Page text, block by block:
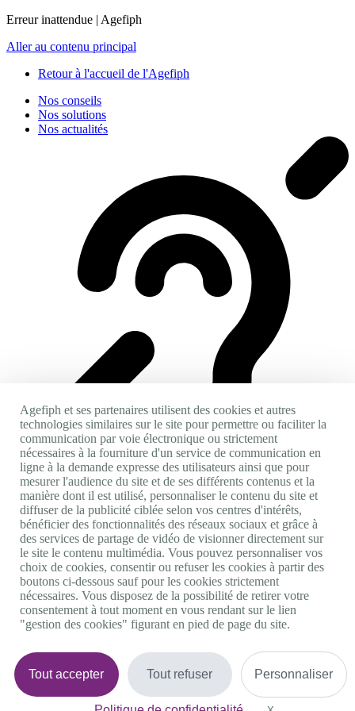
Erreur inattendue | Agefiph
Aller au contenu principal
Retour à l'accueil de l'Agefiph
Nos conseils
Nos solutions
Nos actualités
Accès personnes sourdes et malentendantes
S'inscrire
Se connecter
Accueil
Rechercher des offres d’emploi
Déposer mon CV
Une erreur inattendue est survenue
Voici ce que vous pourriez faire :
Agefiph et ses partenaires utilisent des cookies et autres
technologies similaires sur le site pour permettre ou faciliter la
communication par voie électronique ou strictement
nécessaires à la fourniture d'un service de communication en
ligne à la demande expresse des utilisateurs ainsi que pour
mesurer l'audience du site et de ses différents contenus et la
manière dont il est utilisé, personnaliser le contenu du site et
diffuser de la publicité ciblée selon vos centres d'intérêts,
bénéficier des fonctionnalités des réseaux sociaux et grâce à
des services de partage de vidéo de visionner directement sur
le site le contenu multimédia. Vous pouvez personnaliser vos
choix de cookies, consentir ou refuser les cookies à partir des
boutons ci-dessous sauf pour les cookies strictement
nécessaires. Vous disposez de la possibilité de retirer votre
consentement à tout moment en vous rendant sur le lien
"gestion des cookies" figurant en pied de page du site.
Tout accepter Tout refuser Personnaliser